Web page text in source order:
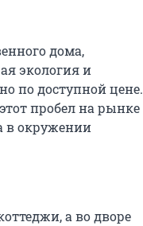
дома,
экология и
по доступной цене.
пробел на рынке
в окружении
а во дворе